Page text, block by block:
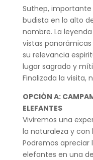
Suthep,
budista en lo alto
nombre. La
vistas
su relevancia
lugar sagrado y
Finalizada la visita,
OPCIÓN A:
ELEFANTES
Viviremos una
la naturaleza y con
Podremos apreciar
elefantes en una